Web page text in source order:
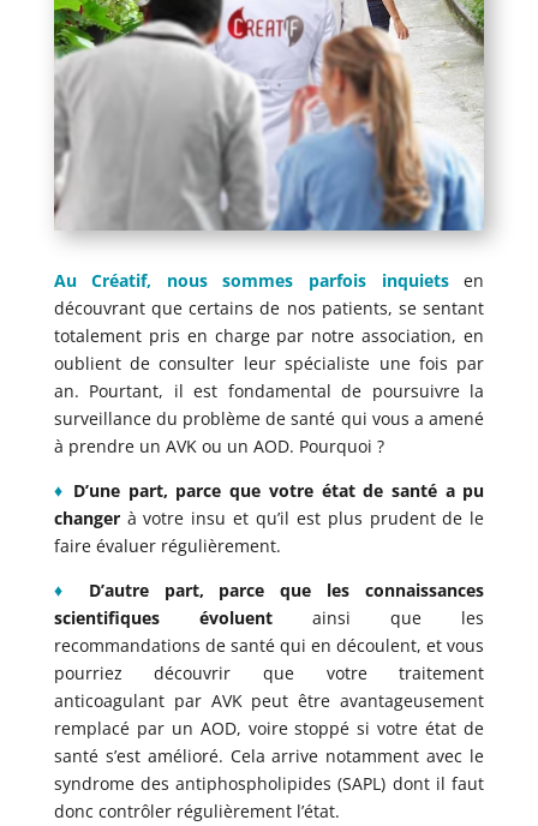
Au Créatif, nous sommes parfois inquietsen
découvrant que certains de nos patients, se sentant
totalement pris en charge par notre association, en
oublient de consulter leur spécialiste une fois par
an. Pourtant, il est fondamental de poursuivre la
surveillance du problème de santé qui vous a amené
à prendre un AVK ou un AOD. Pourquoi ?
♦ D’une part, parce que votre état de santé a pu
changerà votre insu et qu’il est plus prudent de le
faire évaluer régulièrement.
♦
D’autre part, parce que les connaissances
scientifiques évoluentainsi que les
recommandations de santé qui en découlent, et vous
pourriez découvrir que votre traitement
anticoagulant par AVK peut être avantageusement
remplacé par un AOD, voire stoppé si votre état de
santé s’est amélioré. Cela arrive notamment avec le
syndrome des antiphospholipides (SAPL) dont il faut
donc contrôler régulièrement l’état.